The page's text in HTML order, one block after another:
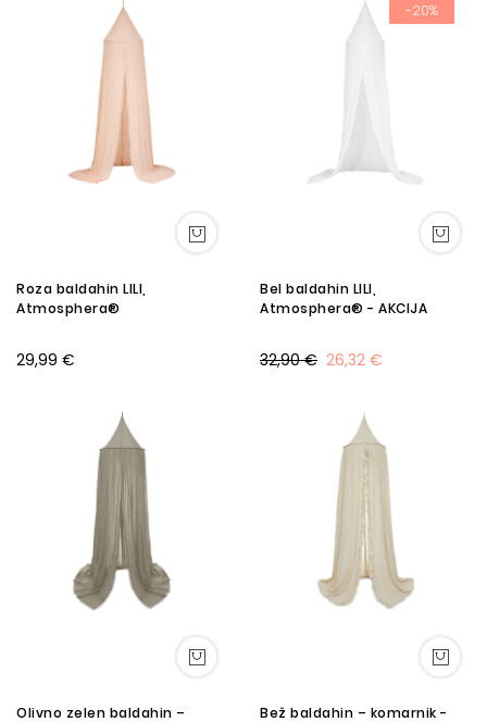
Roza baldahin LILI,
Atmosphera®
29,99 €
-20%
Bel baldahin LILI,
Atmosphera® - AKCIJA
26,32 €
32,90 €
Olivno zelen baldahin –
Bež baldahin – komarnik -